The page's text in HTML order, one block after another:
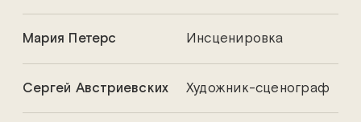
Мария Петерс Инсценировка
Сергей Австриевских Художник-сценограф